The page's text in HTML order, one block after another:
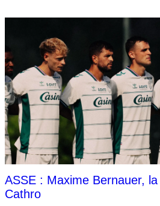
ASSE : Maxime Bernauer,
Cathro